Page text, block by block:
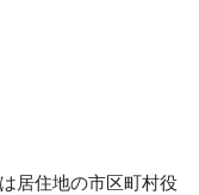
居住地の市区町村役